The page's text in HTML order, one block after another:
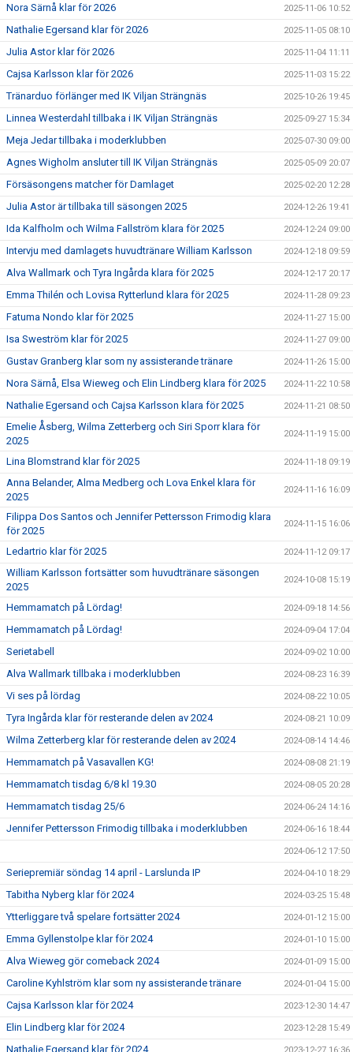
Nora Särnå klar för 2026 2025-11-06 10:52
Nathalie Egersand klar för 2026 2025-11-05 08:10
Julia Astor klar för 2026 2025-11-04 11:11
Cajsa Karlsson klar för 2026 2025-11-03 15:22
Tränarduo förlänger med IK Viljan Strängnäs 2025-10-26 19:45
Linnea Westerdahl tillbaka i IK Viljan Strängnäs 2025-09-27 15:34
Meja Jedar tillbaka i moderklubben 2025-07-30 09:00
Agnes Wigholm ansluter till IK Viljan Strängnäs 2025-05-09 20:07
Försäsongens matcher för Damlaget 2025-02-20 12:28
Julia Astor är tillbaka till säsongen 2025 2024-12-26 19:41
Ida Kalfholm och Wilma Fallström klara för 2025 2024-12-24 09:00
Intervju med damlagets huvudtränare William Karlsson 2024-12-18 09:59
Alva Wallmark och Tyra Ingårda klara för 2025 2024-12-17 20:17
Emma Thilén och Lovisa Rytterlund klara för 2025 2024-11-28 09:23
Fatuma Nondo klar för 2025 2024-11-27 15:00
Isa Sweström klar för 2025 2024-11-27 09:00
Gustav Granberg klar som ny assisterande tränare 2024-11-26 15:00
Nora Särnå, Elsa Wieweg och Elin Lindberg klara för 2025 2024-11-22 10:58
Nathalie Egersand och Cajsa Karlsson klara för 2025 2024-11-21 08:50
Emelie Åsberg, Wilma Zetterberg och Siri Sporr klara för
2025
2024-11-19 15:00
Lina Blomstrand klar för 2025 2024-11-18 09:19
Anna Belander, Alma Medberg och Lova Enkel klara för
2025
2024-11-16 16:09
Filippa Dos Santos och Jennifer Pettersson Frimodig klara
för 2025
2024-11-15 16:06
Ledartrio klar för 2025 2024-11-12 09:17
William Karlsson fortsätter som huvudtränare säsongen
2025
2024-10-08 15:19
Hemmamatch på Lördag! 2024-09-18 14:56
Hemmamatch på Lördag! 2024-09-04 17:04
Serietabell 2024-09-02 10:00
Alva Wallmark tillbaka i moderklubben 2024-08-23 16:39
Vi ses på lördag 2024-08-22 10:05
Tyra Ingårda klar för resterande delen av 2024 2024-08-21 10:09
Wilma Zetterberg klar för resterande delen av 2024 2024-08-14 14:46
Hemmamatch på Vasavallen KG! 2024-08-08 21:19
Hemmamatch tisdag 6/8 kl 19.30 2024-08-05 20:28
Hemmamatch tisdag 25/6 2024-06-24 14:16
Jennifer Pettersson Frimodig tillbaka i moderklubben 2024-06-16 18:44
2024-06-12 17:50
Seriepremiär söndag 14 april - Larslunda IP 2024-04-10 18:29
Tabitha Nyberg klar för 2024 2024-03-25 15:48
Ytterliggare två spelare fortsätter 2024 2024-01-12 15:00
Emma Gyllenstolpe klar för 2024 2024-01-10 15:00
Alva Wieweg gör comeback 2024 2024-01-09 15:00
Caroline Kyhlström klar som ny assisterande tränare 2024-01-04 15:00
Cajsa Karlsson klar för 2024 2023-12-30 14:47
Elin Lindberg klar för 2024 2023-12-28 15:49
Nathalie Egersand klar för 2024